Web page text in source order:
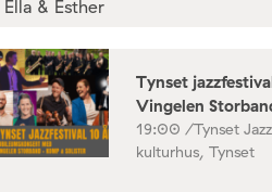
Tynset
Vingelen
19:00 /Tynset
kulturhus, Tynset